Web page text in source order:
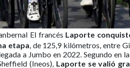
El francés Laporte
etapa, de 125,9 kilómetros, entre
a Jumbo en 2022. Segundo en
(Ineos), Laporte se valió